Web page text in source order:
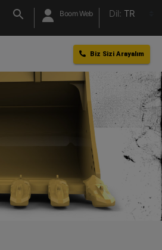
Boom Web Dil: TR
Biz Sizi Arayalım